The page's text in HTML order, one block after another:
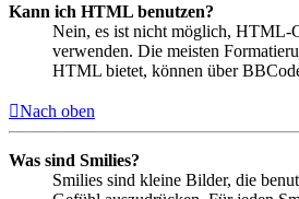
Kann ich HTML benutzen?
Nein, es ist nicht möglich, HTML-
verwenden. Die meisten
HTML bietet, können über
Nach oben
Was sind Smilies?
Smilies sind kleine Bilder, die